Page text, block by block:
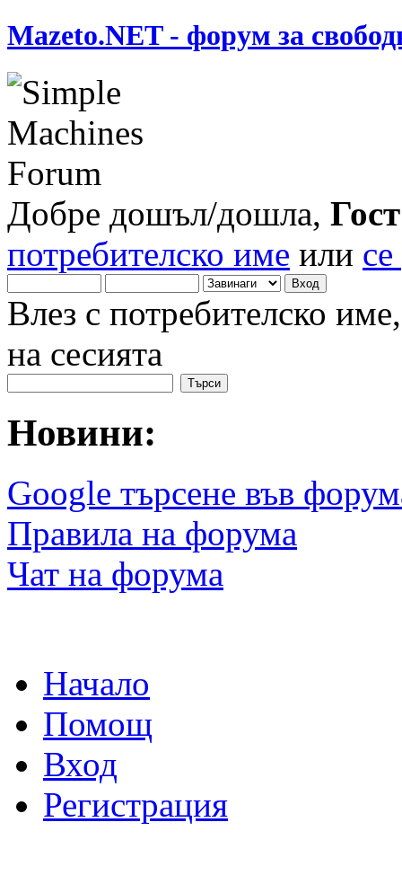
Mazeto.NET - форум за
Добре дошъл/дошла, Гост
потребителско име или
Влез с потребителско
на сесията
Новини:
Google търсене във
Правила на форума
Чат на форума
Начало
Помощ
Вход
Регистрация